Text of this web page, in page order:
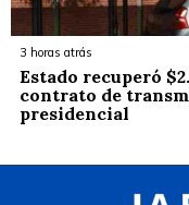
3 horas atrás
Estado recuperó
contrato de
presidencial